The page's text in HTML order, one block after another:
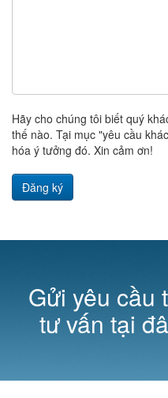
Hãy cho chúng tôi biết quý
thế nào. Tại mục "yêu cầu
hóa ý tưởng đó. Xin cảm ơn!
Đăng ký
Gửi yêu cầu
tư vấn tại